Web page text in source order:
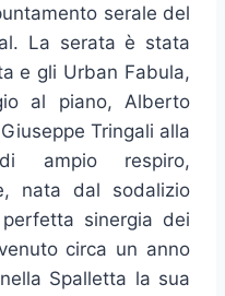
serale del
La serata è stata
e gli Urban Fabula,
al piano, Alberto
Tringali alla
ampio respiro,
nata dal sodalizio
sinergia dei
circa un anno
Spalletta la sua